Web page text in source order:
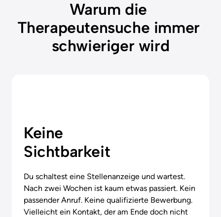
Warum die
Therapeutensuche immer
schwieriger wird
Keine
Sichtbarkeit
Du schaltest eine Stellenanzeige und wartest.
Nach zwei Wochen ist kaum etwas passiert. Kein
passender Anruf. Keine qualifizierte Bewerbung.
Vielleicht ein Kontakt, der am Ende doch nicht